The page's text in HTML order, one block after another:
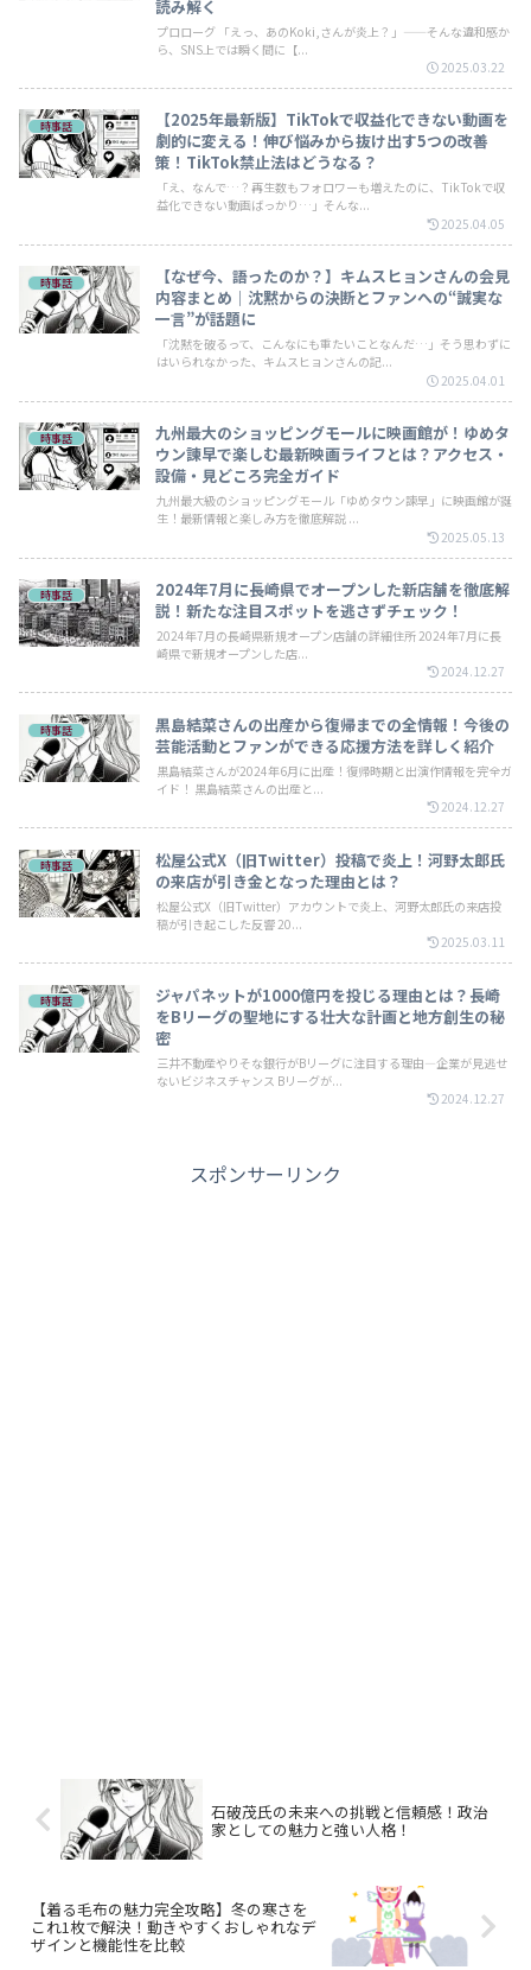
読み解く
プロローグ 「えっ、あのKoki,さんが炎上？」——そんな違和感か
ら、SNS上では瞬く間に【...
2025.03.22
時事話
【2025年最新版】TikTokで収益化できない動画を
劇的に変える！伸び悩みから抜け出す5つの改善
策！TikTok禁止法はどうなる？
「え、なんで…？再生数もフォロワーも増えたのに、TikTokで収
益化できない動画ばっかり…」そんな...
2025.04.05
時事話
【なぜ今、語ったのか？】キムスヒョンさんの会見
内容まとめ｜沈黙からの決断とファンへの“誠実な
一言”が話題に
「沈黙を破るって、こんなにも重たいことなんだ…」そう思わずに
はいられなかった、キムスヒョンさんの記...
2025.04.01
時事話
九州最大のショッピングモールに映画館が！ゆめタ
ウン諫早で楽しむ最新映画ライフとは？アクセス・
設備・見どころ完全ガイド
九州最大級のショッピングモール「ゆめタウン諫早」に映画館が誕
生！最新情報と楽しみ方を徹底解説 ...
2025.05.13
時事話
2024年7月に長崎県でオープンした新店舗を徹底解
説！新たな注目スポットを逃さずチェック！
2024年7月の長崎県新規オープン店舗の詳細住所 2024年7月に長
崎県で新規オープンした店...
2024.12.27
時事話
黒島結菜さんの出産から復帰までの全情報！今後の
芸能活動とファンができる応援方法を詳しく紹介
黒島結菜さんが2024年6月に出産！復帰時期と出演作情報を完全ガ
イド！ 黒島結菜さんの出産と...
2024.12.27
時事話
松屋公式X（旧Twitter）投稿で炎上！河野太郎氏
の来店が引き金となった理由とは？
松屋公式X（旧Twitter）アカウントで炎上、河野太郎氏の来店投
稿が引き起こした反響 20...
2025.03.11
時事話
ジャパネットが1000億円を投じる理由とは？長崎
をBリーグの聖地にする壮大な計画と地方創生の秘
密
三井不動産やりそな銀行がBリーグに注目する理由—企業が見逃せ
ないビジネスチャンス Bリーグが...
2024.12.27
スポンサーリンク
石破茂氏の未来への挑戦と信頼感！政治
家としての魅力と強い人格！
【着る毛布の魅力完全攻略】冬の寒さを
これ1枚で解決！動きやすくおしゃれなデ
ザインと機能性を比較